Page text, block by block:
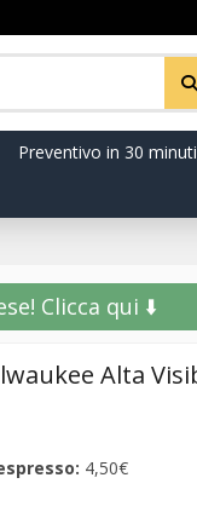
Preventivo in 30 minuti
Clicca qui ⬇️
Alta
4,50€